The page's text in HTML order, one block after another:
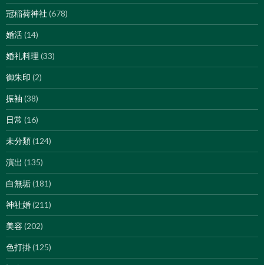
冠稲荷神社 (678)
婚活(14)
婚礼料理 (33)
御朱印 (2)
振袖 (38)
日常 (16)
未分類(124)
演出 (135)
白無垢(181)
神社婚(211)
美容 (202)
色打掛(125)